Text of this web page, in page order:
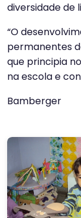
diversidade de
“O
permanentes
que principia
na escola e
Bamberger